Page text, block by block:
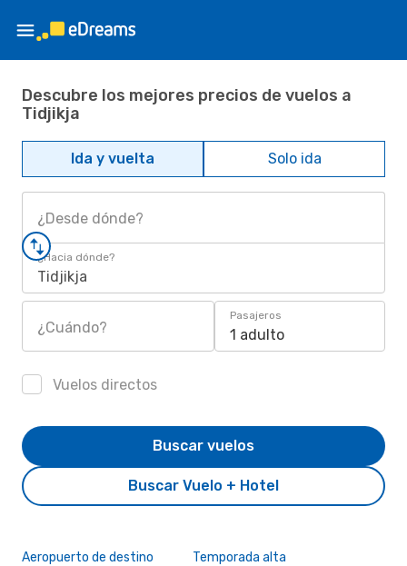
Descubre los mejores precios de vuelos a
Tidjikja
Ida y vuelta Solo ida
¿Desde dónde?
¿Hacia dónde?
Tidjikja
¿Cuándo?
Pasajeros
1 adulto
Vuelos directos
Buscar Vuelo + Hotel
Buscar vuelos
Aeropuerto de destino Temporada alta